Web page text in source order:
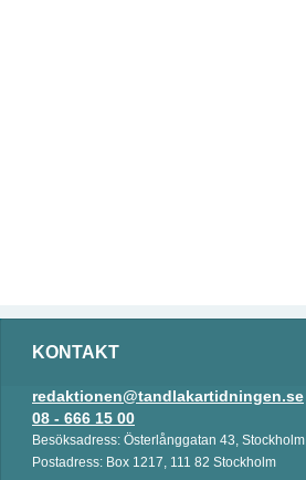
KONTAKT
redaktionen@tandlakartidningen.se
08 - 666 15 00
Besöksadress: Österlånggatan 43, Stockholm
Postadress: Box 1217, 111 82 Stockholm